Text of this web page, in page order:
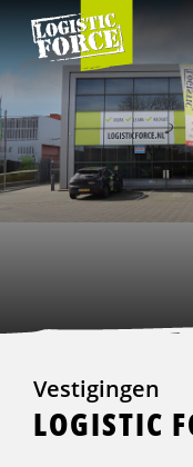
Logistic
Force
Vestigingen
LOGISTIC